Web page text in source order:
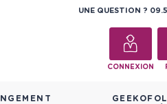
UNE QUESTION ?
CONNEXION